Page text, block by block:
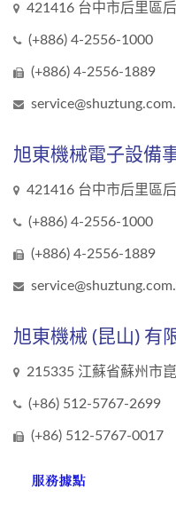
421416 台中市后里區
(+886) 4-2556-1000
(+886) 4-2556-1889
旭東機械電子設備
421416 台中市后里區
(+886) 4-2556-1000
(+886) 4-2556-1889
旭東機械 (昆山) 有
215335 江蘇省蘇州市
(+86) 512-5767-2699
(+86) 512-5767-0017